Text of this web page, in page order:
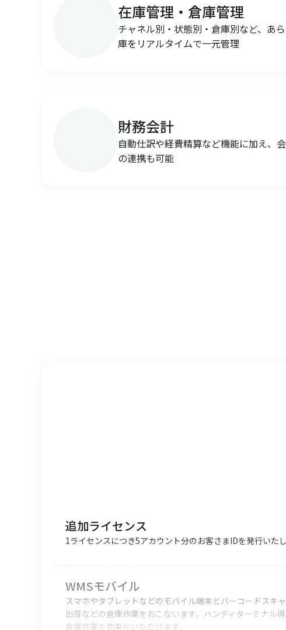
在庫管理・倉庫管理
チャネル別・状態別・倉庫別など、あ
庫をリアルタイムで一元管理
財務会計
自動仕訳や経費精算など機能に加え、
の連携も可能
追加ライセンス
1ライセンスにつき5アカウント分のお客さまIDを発行いたし
WMSモバイル
スマホやタブレットなどのモバイル端末とバーコードスキ
出荷などの倉庫作業をおこないます。ハンディターミナル
倉庫作業を効率化いただけます。